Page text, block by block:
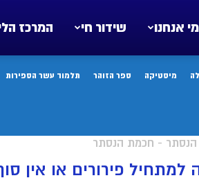
המרכז שידור חי מי אנחנו
מיסטיקה ספר הזוהר תלמוד עשר הספירות
- חכמת הנסתר
למתחיל פירורים או אין